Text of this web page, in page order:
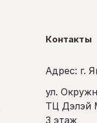
Контакты
Адрес: г.
ул.
ТЦ Дэлэй
3 этаж